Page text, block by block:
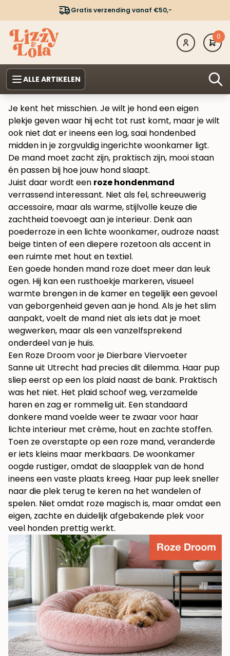
Gratis verzending vanaf €50,-
0
ALLE ARTIKELEN
Je kent het misschien. Je wilt je hond een eigen
plekje geven waar hij echt tot rust komt, maar je wilt
ook niet dat er ineens een log, saai hondenbed
midden in je zorgvuldig ingerichte woonkamer ligt.
De mand moet zacht zijn, praktisch zijn, mooi staan
én passen bij hoe jouw hond slaapt.
Juist daar wordt een roze hondenmand
verrassend interessant. Niet als fel, schreeuwerig
accessoire, maar als warme, stijlvolle keuze die
zachtheid toevoegt aan je interieur. Denk aan
poederroze in een lichte woonkamer, oudroze naast
beige tinten of een diepere rozetoon als accent in
een ruimte met hout en textiel.
Een goede honden mand roze doet meer dan leuk
ogen. Hij kan een rusthoekje markeren, visueel
warmte brengen in de kamer en tegelijk een gevoel
van geborgenheid geven aan je hond. Als je het slim
aanpakt, voelt de mand niet als iets dat je moet
wegwerken, maar als een vanzelfsprekend
onderdeel van je huis.
Een Roze Droom voor je Dierbare Viervoeter
Sanne uit Utrecht had precies dit dilemma. Haar pup
sliep eerst op een los plaid naast de bank. Praktisch
was het niet. Het plaid schoof weg, verzamelde
haren en zag er rommelig uit. Een standaard
donkere mand voelde weer te zwaar voor haar
lichte interieur met crème, hout en zachte stoffen.
Toen ze overstapte op een roze mand, veranderde
er iets kleins maar merkbaars. De woonkamer
oogde rustiger, omdat de slaapplek van de hond
ineens een vaste plaats kreeg. Haar pup leek sneller
naar die plek terug te keren na het wandelen of
spelen. Niet omdat roze magisch is, maar omdat een
eigen, zachte en duidelijk afgebakende plek voor
veel honden prettig werkt.